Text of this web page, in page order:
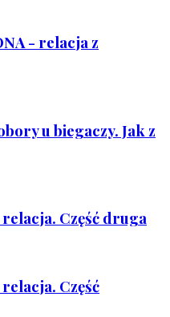
- relacja z
u biegaczy. Jak z
Część druga
Część